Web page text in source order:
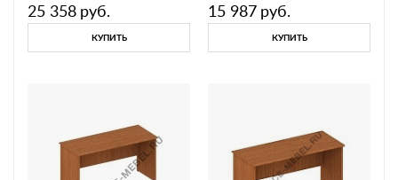
25 358 руб.
КУПИТЬ
15 987 руб.
КУПИТЬ